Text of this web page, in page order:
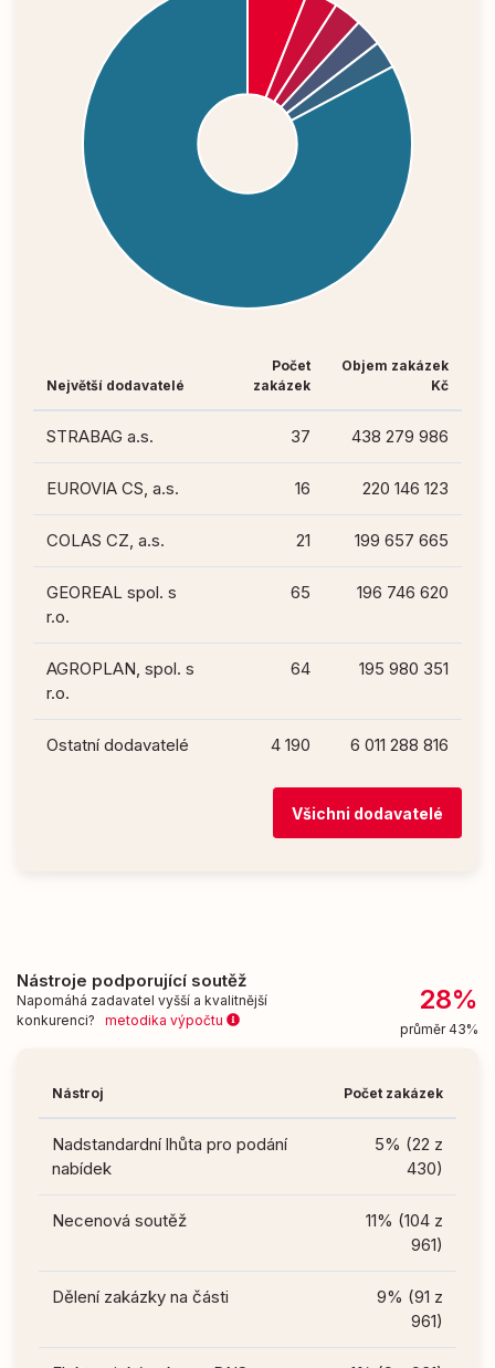
Největší dodavatelé
Počet
zakázek
Objem zakázek
Kč
STRABAG a.s. 37 438 279 986
EUROVIA CS, a.s. 16 220 146 123
COLAS CZ, a.s. 21 199 657 665
GEOREAL spol. s
r.o.
65 196 746 620
AGROPLAN, spol. s
r.o.
64 195 980 351
Ostatní dodavatelé 4 190 6 011 288 816
Všichni dodavatelé
Nástroje podporující soutěž
Napomáhá zadavatel vyšší a kvalitnější
konkurenci? metodika výpočtu
28%
průměr 43%
Nástroj Počet zakázek
Nadstandardní lhůta pro podání
nabídek
5% (22 z
430)
Necenová soutěž
11% (104 z
961)
Dělení zakázky na části
9% (91 z
961)